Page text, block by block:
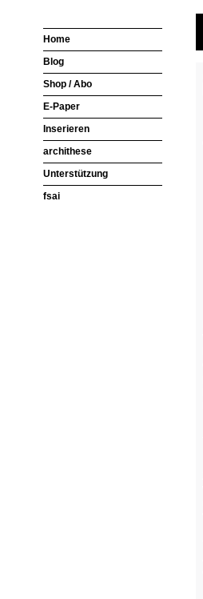
Home
Blog
Shop / Abo
E-Paper
Inserieren
archithese
Unterstützung
fsai